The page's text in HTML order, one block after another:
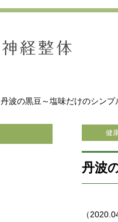
丹波の黒豆～塩味だけのシンプ
健
丹波
（